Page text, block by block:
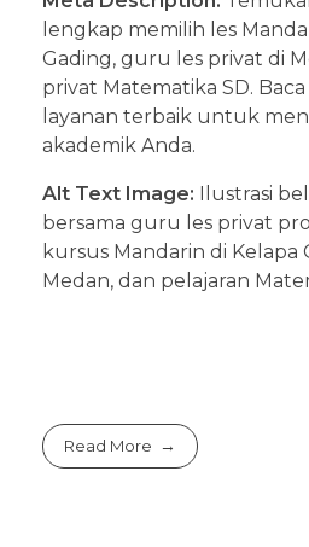
lengkap memilih les
Gading, guru les privat di
privat Matematika SD.
layanan terbaik untuk
akademik Anda.
Alt Text Image: Ilustrasi
bersama guru les privat
kursus Mandarin di Kelapa
Medan, dan pelajaran
Read More